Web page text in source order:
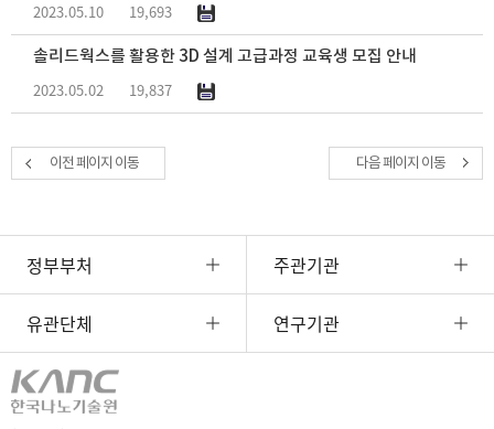
2023.05.10 19,693
솔리드웍스를 활용한 3D 설계 고급과정 교육생 모집 안내
2023.05.02 19,837
이전 페이지 이동 다음 페이지 이동
정부부처 주관기관
유관단체 연구기관